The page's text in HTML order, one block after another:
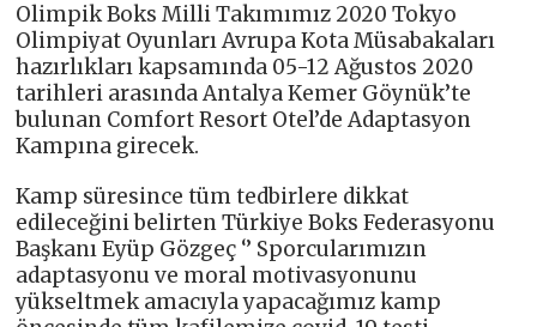
Olimpik Boks Milli Takımımız 2020 Tokyo
Olimpiyat Oyunları Avrupa Kota Müsabakaları
hazırlıkları kapsamında 05-12 Ağustos 2020
tarihleri arasında Antalya Kemer Göynük’te
bulunan Comfort Resort Otel’de Adaptasyon
Kampına girecek.
Kamp süresince tüm tedbirlere dikkat
edileceğini belirten Türkiye Boks Federasyonu
Başkanı Eyüp Gözgeç ‘’ Sporcularımızın
adaptasyonu ve moral motivasyonunu
yükseltmek amacıyla yapacağımız kamp